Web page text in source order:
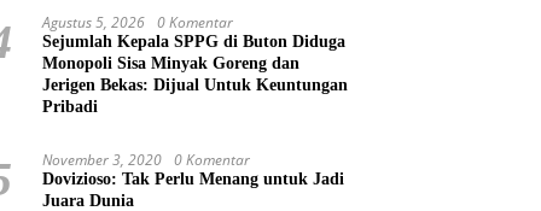
Agustus 5, 2026 0 Komentar
Sejumlah Kepala SPPG di Buton Diduga
Monopoli Sisa Minyak Goreng dan
Jerigen Bekas: Dijual Untuk Keuntungan
Pribadi
November 3, 2020 0 Komentar
Dovizioso: Tak Perlu Menang untuk Jadi
Juara Dunia